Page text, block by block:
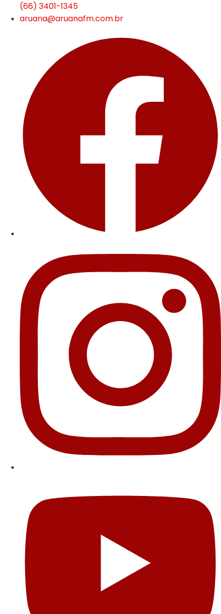
(66) 3401-1345
aruana@aruanafm.com.br